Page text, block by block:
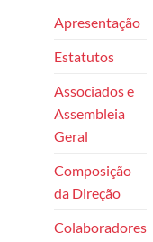
Apresentação
Estatutos
Associados e
Assembleia
Geral
Composição
da Direção
Colaboradores